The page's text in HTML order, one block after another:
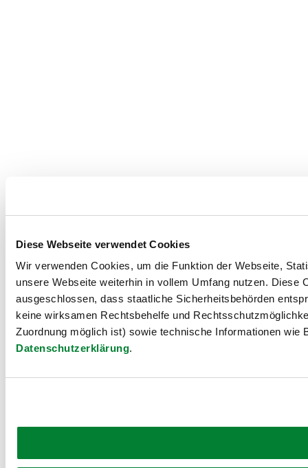
Diese Webseite verwendet Cookies
Wir verwenden Cookies, um die Funktion der Webseite,
unsere Webseite weiterhin in vollem Umfang nutzen.
ausgeschlossen, dass staatliche Sicherheitsbehörden
keine wirksamen Rechtsbehelfe und
Zuordnung möglich ist) sowie technische Informationen
Datenschutzerklärung.